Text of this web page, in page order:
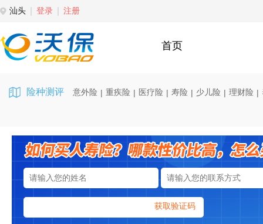
汕头 登录 注册
首页
险种测评 意外险 | 重疾险 | 医疗险 | 寿险 | 少儿险 | 理财险 |
获取验证码